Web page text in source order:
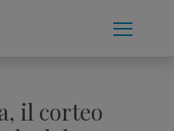
il corteo